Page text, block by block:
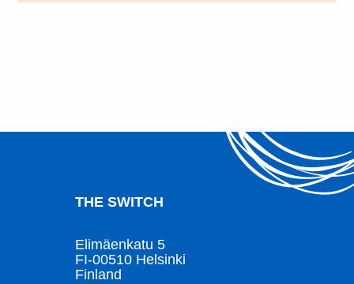
THE SWITCH
Elimäenkatu 5
FI-00510 Helsinki
Finland